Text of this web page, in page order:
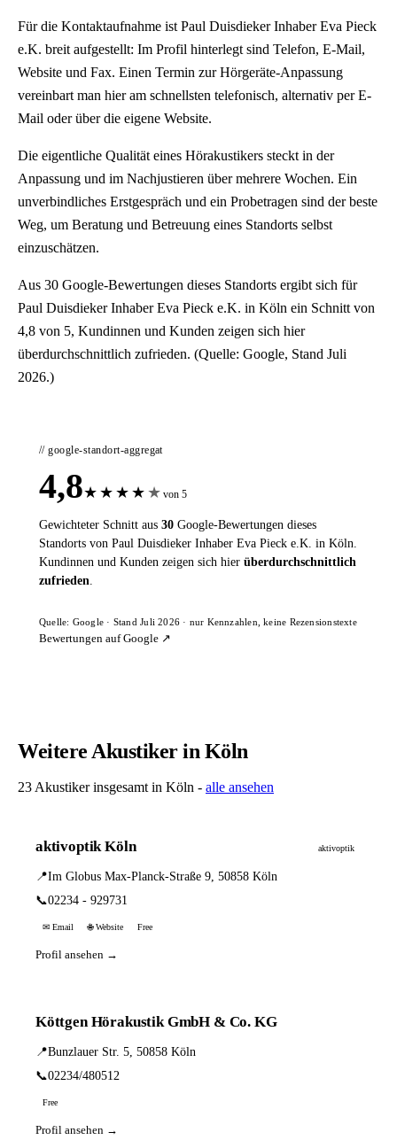
Für die Kontaktaufnahme ist Paul Duisdieker Inhaber Eva Pieck
e.K. breit aufgestellt: Im Profil hinterlegt sind Telefon, E-Mail,
Website und Fax. Einen Termin zur Hörgeräte-Anpassung
vereinbart man hier am schnellsten telefonisch, alternativ per E-
Mail oder über die eigene Website.
Die eigentliche Qualität eines Hörakustikers steckt in der
Anpassung und im Nachjustieren über mehrere Wochen. Ein
unverbindliches Erstgespräch und ein Probetragen sind der beste
Weg, um Beratung und Betreuung eines Standorts selbst
einzuschätzen.
Aus 30 Google-Bewertungen dieses Standorts ergibt sich für
Paul Duisdieker Inhaber Eva Pieck e.K. in Köln ein Schnitt von
4,8 von 5, Kundinnen und Kunden zeigen sich hier
überdurchschnittlich zufrieden. (Quelle: Google, Stand Juli
2026.)
// google-standort-aggregat
4,8★ ★ ★ ★ ★ von 5
Gewichteter Schnitt aus 30 Google-Bewertungen dieses
Standorts von Paul Duisdieker Inhaber Eva Pieck e.K. in Köln.
Kundinnen und Kunden zeigen sich hier überdurchschnittlich
zufrieden.
Quelle: Google · Stand Juli 2026 · nur Kennzahlen, keine Rezensionstexte
Bewertungen auf Google ↗
Weitere Akustiker in Köln
23 Akustiker insgesamt in Köln - alle ansehen
aktivoptik Köln aktivoptik
📍Im Globus Max-Planck-Straße 9, 50858 Köln
📞02234 - 929731
✉ Email 🌐 Website Free
Profil ansehen →
Köttgen Hörakustik GmbH & Co. KG
📍Bunzlauer Str. 5, 50858 Köln
📞02234/480512
Free
Profil ansehen →